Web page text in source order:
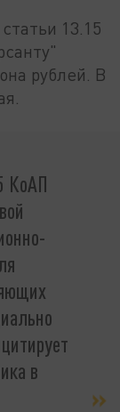
13.15
рублей. В
КоАП
в